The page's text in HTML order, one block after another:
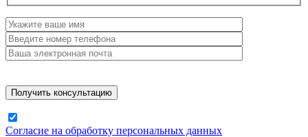
Согласие на обработку персональных данных